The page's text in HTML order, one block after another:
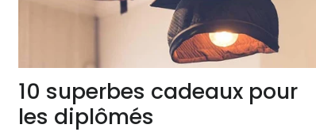
10 superbes cadeaux pour
les diplômés